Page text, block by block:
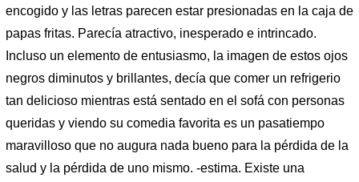
encogido y las letras parecen estar presionadas en la caja de
papas fritas. Parecía atractivo, inesperado e intrincado.
Incluso un elemento de entusiasmo, la imagen de estos ojos
negros diminutos y brillantes, decía que comer un refrigerio
tan delicioso mientras está sentado en el sofá con personas
queridas y viendo su comedia favorita es un pasatiempo
maravilloso que no augura nada bueno para la pérdida de la
salud y la pérdida de uno mismo. -estima. Existe una